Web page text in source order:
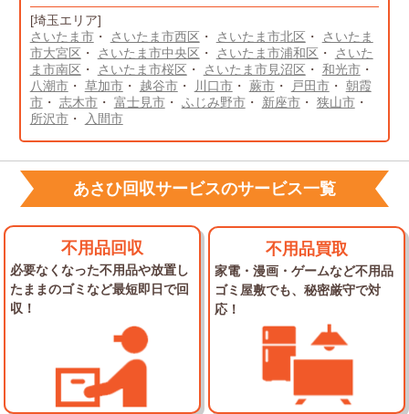
[埼玉エリア]
さいたま市・ さいたま市西区 ・ さいたま市北区 ・
さいたま
市大宮区 ・ さいたま市中央区 ・ さいたま市浦和区 ・
さいた
ま市南区 ・ さいたま市桜区 ・ さいたま市見沼区 ・ 和光市・
八潮市・ 草加市・ 越谷市・ 川口市・ 蕨市・ 戸田市・ 朝霞
市・ 志木市・ 富士見市・ ふじみ野市・ 新座市・ 狭山市・
所沢市・ 入間市
あさひ回収サービスのサービス一覧
不用品回収
必要なくなった不用品や放置し
た ままのゴミなど最短即日で回
収！
不用品買取
家電・漫画・ゲームなど不用品
ゴミ屋敷でも、秘密厳守で対
応！